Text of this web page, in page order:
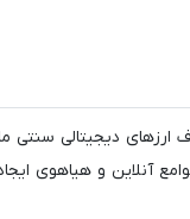
ارزهای دیجیتالی سنتی
آنلاین و هیاهوی